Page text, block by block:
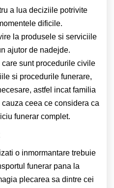
a lua deciziile potrivite
dificile.
la produsele si serviciile
ajutor de nadejde.
sunt procedurile civile
si procedurile funerare,
astfel incat familia
ceea ce considera ca
funerar complet.
o inmormantare trebuie
funerar pana la
plecarea sa dintre cei